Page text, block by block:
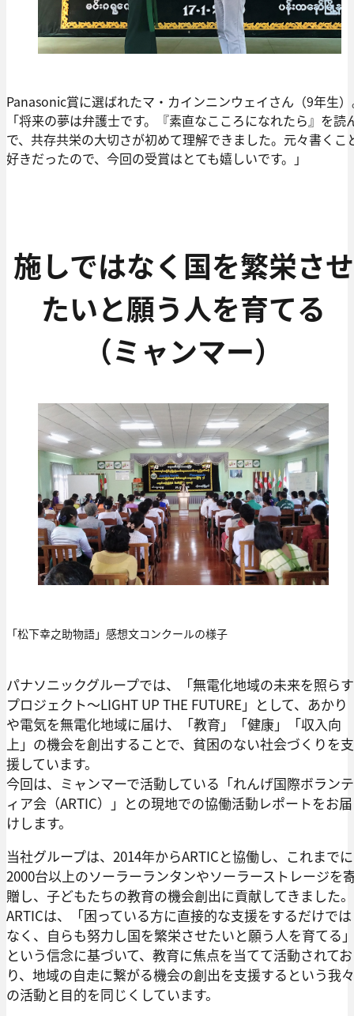
Panasonic賞に選ばれたマ・カインニンウェイさん（9年生
「将来の夢は弁護士です。『素直なこころになれたら』を読
で、共存共栄の大切さが初めて理解できました。元々書くこ
好きだったので、今回の受賞はとても嬉しいです。」
施しではなく国を繁栄させ
たいと願う人を育てる
（ミャンマー）
「松下幸之助物語」感想文コンクールの様子
パナソニックグループでは、「無電化地域の未来を照らす
プロジェクト～LIGHT UP THE FUTURE」として、あかり
や電気を無電化地域に届け、「教育」「健康」「収入向
上」の機会を創出することで、貧困のない社会づくりを支
援しています。
今回は、ミャンマーで活動している「れんげ国際ボランテ
ィア会（ARTIC）」との現地での協働活動レポートをお届
けします。
当社グループは、2014年からARTICと協働し、これまでに
2000台以上のソーラーランタンやソーラーストレージを
贈し、子どもたちの教育の機会創出に貢献してきました。
ARTICは、「困っている方に直接的な支援をするだけでは
なく、自らも努力し国を繁栄させたいと願う人を育てる
という信念に基づいて、教育に焦点を当てて活動されてお
り、地域の自走に繋がる機会の創出を支援するという我々
の活動と目的を同じくしています。